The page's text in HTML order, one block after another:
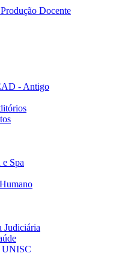
Docente
- Antigo
Spa
Judiciária
UNISC